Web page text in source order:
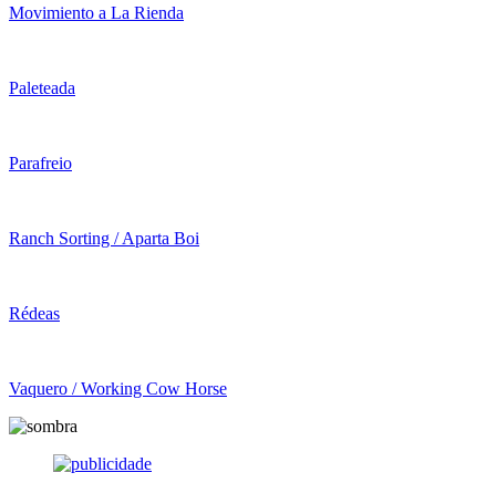
Movimiento a La Rienda
Paleteada
Parafreio
Ranch Sorting / Aparta Boi
Rédeas
Vaquero / Working Cow Horse